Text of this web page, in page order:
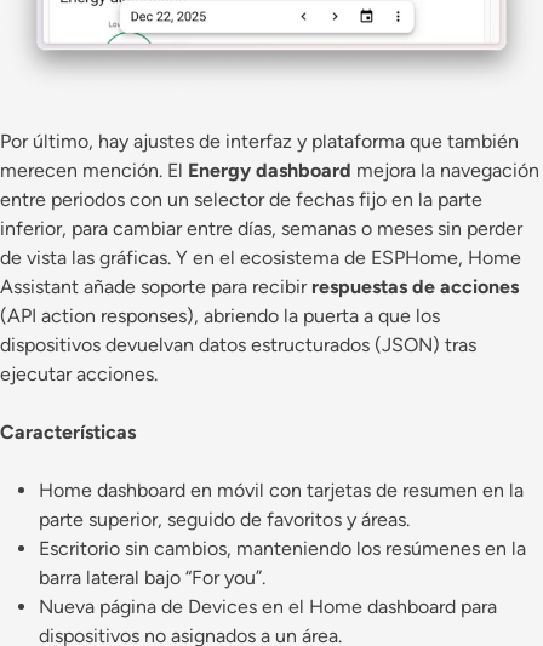
Por último, hay ajustes de interfaz y plataforma que también
merecen mención. El Energy dashboard mejora la navegación
entre periodos con un selector de fechas fijo en la parte
inferior, para cambiar entre días, semanas o meses sin perder
de vista las gráficas. Y en el ecosistema de ESPHome, Home
Assistant añade soporte para recibir respuestas de acciones
(API action responses), abriendo la puerta a que los
dispositivos devuelvan datos estructurados (JSON) tras
ejecutar acciones.
Características
Home dashboard en móvil con tarjetas de resumen en la
parte superior, seguido de favoritos y áreas.
Escritorio sin cambios, manteniendo los resúmenes en la
barra lateral bajo “For you”.
Nueva página de Devices en el Home dashboard para
dispositivos no asignados a un área.